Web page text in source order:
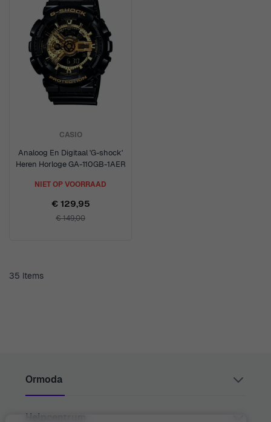
CASIO
Analoog En Digitaal 'G-shock'
Heren Horloge GA-110GB-1AER
NIET OP VOORRAAD
€ 129,95
€ 149,00
35 Items
Ormoda
Juul Grietensstraat 9/11, 2140 Antwerp, Belgium
Helpcentrum